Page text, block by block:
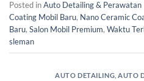
Posted inAuto Detailing & Perawatan
Coating Mobil Baru, Nano Ceramic
Baru, Salon Mobil Premium, Waktu
sleman
AUTO DETAILING ,AUTO